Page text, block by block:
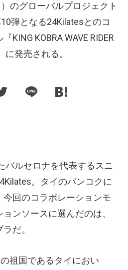
のグローバルプロジェクト
10弾となる24Kilatesとのコ
KING KOBRA WAVE RIDER
に発売される。
バルセロナを代表するスニ
。タイのバンコクに
今回のコラボレーションモ
ンソースに選んだのは、
だ。
祖国であるタイにおい